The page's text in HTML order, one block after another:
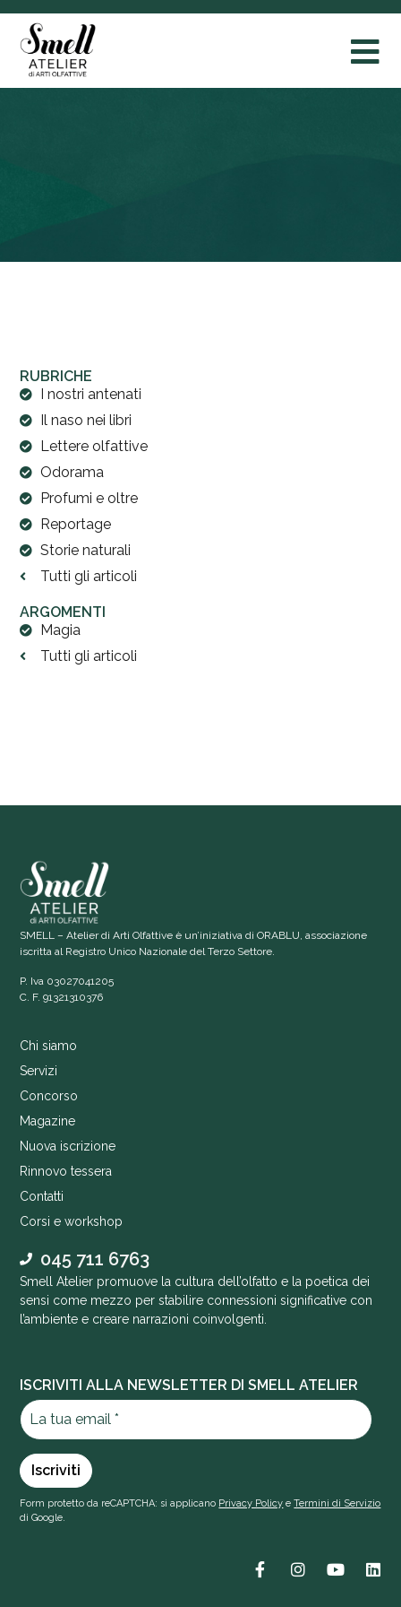
RUBRICHE
I nostri antenati
Il naso nei libri
Lettere olfattive
Odorama
Profumi e oltre
Reportage
Storie naturali
Tutti gli articoli
ARGOMENTI
Magia
Tutti gli articoli
SMELL – Atelier di Arti Olfattive è un’iniziativa di ORABLU, associazione
iscritta al Registro Unico Nazionale del Terzo Settore.
P. Iva 03027041205
C. F. 91321310376
Chi siamo
Servizi
Concorso
Magazine
Nuova iscrizione
Rinnovo tessera
Contatti
Corsi e workshop
045 711 6763
Smell Atelier promuove la cultura dell’olfatto e la poetica dei
sensi come mezzo per stabilire connessioni significative con
l’ambiente e creare narrazioni coinvolgenti.
ISCRIVITI ALLA NEWSLETTER DI SMELL ATELIER
Form protetto da reCAPTCHA: si applicano Privacy Policy eTermini di Servizio
di Google.